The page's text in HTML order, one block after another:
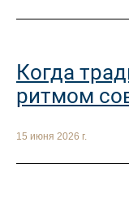
Когда
ритмом
15 июня 2026 г.